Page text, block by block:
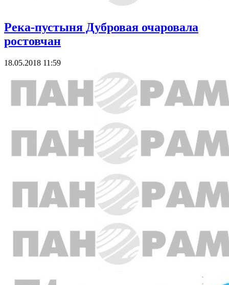
Река-пустыня Дубровая очаровала
ростовчан
18.05.2018 11:59